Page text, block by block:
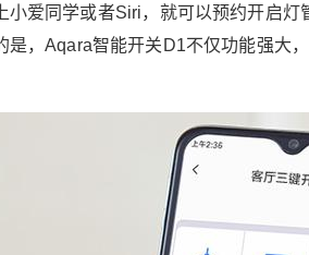
小爱同学或者Siri，就可以预约开启
是，Aqara智能开关D1不仅功能强大